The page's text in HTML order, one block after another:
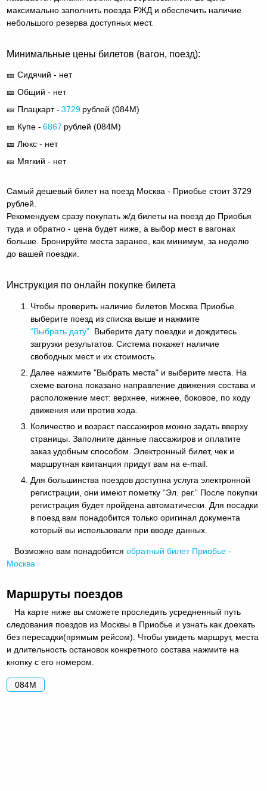
максимально заполнить поезда РЖД и обеспечить наличие
небольшого резерва доступных мест.
Минимальные цены билетов (вагон, поезд):
🎫 Сидячий - нет
🎫 Общий - нет
🎫 Плацкарт - 3729 рублей (084М)
🎫 Купе - 6867 рублей (084М)
🎫 Люкс - нет
🎫 Мягкий - нет
Самый дешевый билет на поезд Москва - Приобье стоит 3729
рублей.
Рекомендуем сразу покупать ж/д билеты на поезд до Приобья
туда и обратно - цена будет ниже, а выбор мест в вагонах
больше. Бронируйте места заранее, как минимум, за неделю
до вашей поездки.
Инструкция по онлайн покупке билета
Чтобы проверить наличие билетов Москва Приобье
выберите поезд из списка выше и нажмите
“Выбрать дату”. Выберите дату поездки и дождитесь
загрузки результатов. Система покажет наличие
свободных мест и их стоимость.
Далее нажмите "Выбрать места" и выберите места. На
схеме вагона показано направление движения состава и
расположение мест: верхнее, нижнее, боковое, по ходу
движения или против хода.
Количество и возраст пассажиров можно задать вверху
страницы. Заполните данные пассажиров и оплатите
заказ удобным способом. Электронный билет, чек и
маршрутная квитанция придут вам на e-mail.
Для большинства поездов доступна услуга электронной
регистрации, они имеют пометку “Эл. рег.” После покупки
регистрация будет пройдена автоматически. Для посадки
в поезд вам понадобится только оригинал документа
который вы использовали при вводе данных.
Возможно вам понадобитсяобратный билет Приобье -
Москва
Маршруты поездов
На карте ниже вы сможете проследить усредненный путь
следования поездов из Москвы в Приобье и узнать как доехать
без пересадки(прямым рейсом). Чтобы увидеть маршрут, места
и длительность остановок конкретного состава нажмите на
кнопку с его номером.
084М